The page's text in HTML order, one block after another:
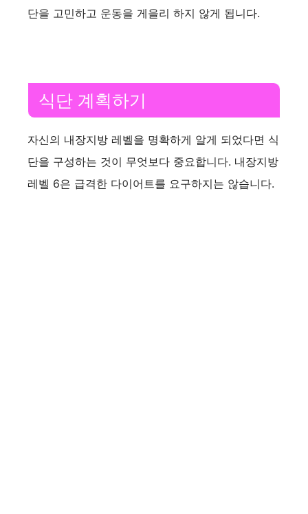
단을 고민하고 운동을 게을리 하지 않게 됩니다.
식단 계획하기
자신의 내장지방 레벨을 명확하게 알게 되었다면 식
단을 구성하는 것이 무엇보다 중요합니다. 내장지방
레벨 6은 급격한 다이어트를 요구하지는 않습니다.